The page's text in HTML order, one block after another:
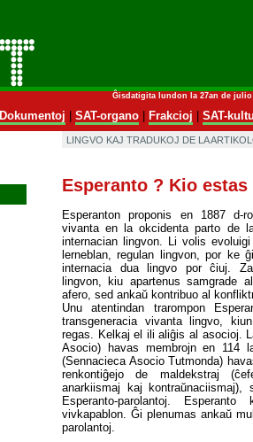
Ĝisdatigita lundon la 27an de
Dokumentoj SAT-organo| Frakcioj SAT-
LINGVO KAJ TRADUKOJ DE LA
Esperanto ? Kio
Esperanton proponis en 1887 d-
vivanta en la okcidenta parto de
internacian lingvon. Li volis
lerneblan, regulan lingvon, por ke
internacia dua lingvo por ĉiuj.
lingvon, kiu apartenus samgrade
afero, sed ankaŭ kontribuo al
Unu atentindan trarompon
transgeneracia vivanta lingvo,
regas. Kelkaj el ili aliĝis al asocioj.
Asocio) havas membrojn en 114
(Sennacieca Asocio Tutmonda)
renkontiĝejo de maldekstraj
anarkiismaj kaj kontraŭnaciismaj),
Esperanto-parolantoj.
vivkapablon. Ĝi plenumas ankaŭ
parolantoj.